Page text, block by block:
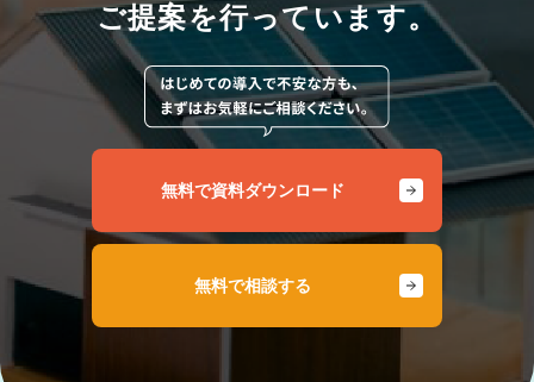
ご提案を行っています。
無料で資料ダウンロード
無料で相談する